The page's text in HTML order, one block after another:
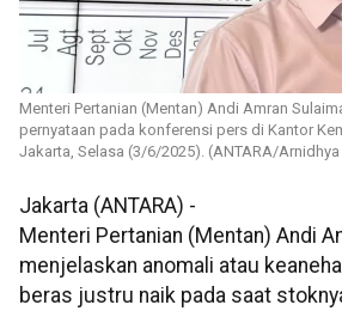
Menteri Pertanian (Mentan) Andi Amran
pernyataan pada konferensi pers di Kantor
Jakarta, Selasa (3/6/2025). (ANTARA/
Jakarta (ANTARA) -
Menteri Pertanian (Mentan) Andi
menjelaskan anomali atau
beras justru naik pada saat